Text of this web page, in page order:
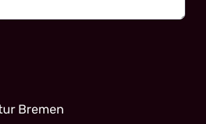
Bremen